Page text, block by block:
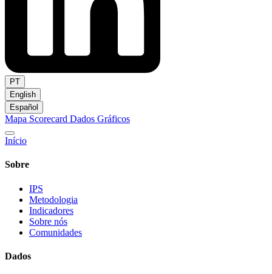
PT
English
Español
Mapa Scorecard Dados Gráficos
Início
Sobre
IPS
Metodologia
Indicadores
Sobre nós
Comunidades
Dados